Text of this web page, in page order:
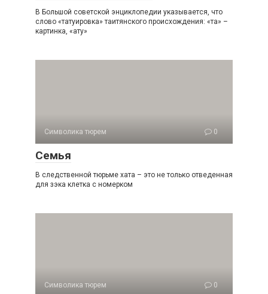
В Большой советской энциклопедии указывается, что
слово «татуировка» таитянского происхождения: «та» –
картинка, «ату»
Символика тюрем 0
Семья
В следственной тюрьме хата – это не только отведенная
для зэка клетка с номерком
Символика тюрем 0